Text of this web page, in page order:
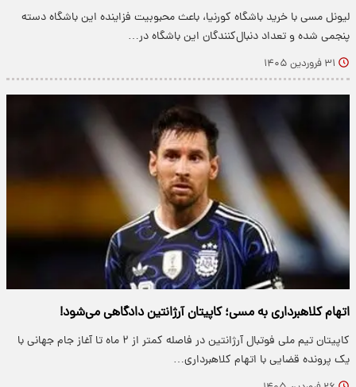
لیونل مسی با خرید باشگاه کورنیا، باعث محبوبیت فزاینده این باشگاه دسته
پنجمی شده و تعداد دنبال‌کنندگان این باشگاه در…
۳۱ فروردین ۱۴۰۵
اتهام کلاهبرداری به مسی؛ کاپیتان آرژانتین دادگاهی می‌شود!
کاپیتان تیم ملی فوتبال آرژانتین در فاصله کمتر از ۲ ماه تا آغاز جام جهانی با
یک پرونده قضایی با اتهام کلاهبرداری…